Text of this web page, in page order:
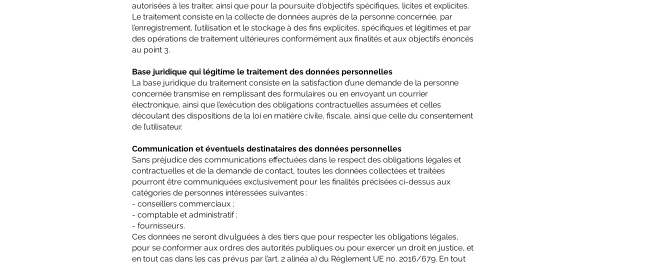
autorisées à les traiter, ainsi que pour la poursuite d'objectifs spécifiques, licites et explicites.
Le traitement consiste en la collecte de données auprès de la personne concernée, par
l’enregistrement, l’utilisation et le stockage à des fins explicites, spécifiques et légitimes et par
des opérations de traitement ultérieures conformément aux finalités et aux objectifs énoncés
au point 3.
Base juridique qui légitime le traitement des données personnelles
La base juridique du traitement consiste en la satisfaction d’une demande de la personne
concernée transmise en remplissant des formulaires ou en envoyant un courrier
électronique, ainsi que l’exécution des obligations contractuelles assumées et celles
découlant des dispositions de la loi en matière civile, fiscale, ainsi que celle du consentement
de l’utilisateur.
Communication et éventuels destinataires des données personnelles
Sans préjudice des communications effectuées dans le respect des obligations légales et
contractuelles et de la demande de contact, toutes les données collectées et traitées
pourront être communiquées exclusivement pour les finalités précisées ci-dessus aux
catégories de personnes intéressées suivantes :
- conseillers commerciaux ;
- comptable et administratif ;
- fournisseurs.
Ces données ne seront divulguées à des tiers que pour respecter les obligations légales,
pour se conformer aux ordres des autorités publiques ou pour exercer un droit en justice, et
en tout cas dans les cas prévus par l’art. 2 alinéa a) du Règlement UE no. 2016/679. En tout